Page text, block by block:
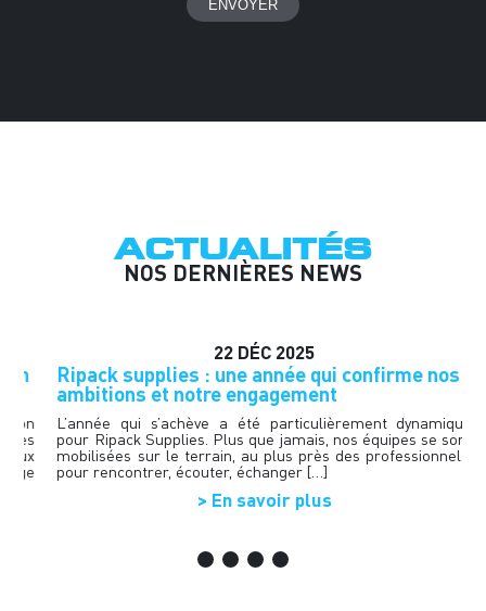
NOS DERNIÈRES NEWS
ACTUALITÉS
22DÉC2025
Ripack supplies : une année qui confirme nos
ambitions et notre engagement
L’année qui s’achève a été particulièrement dynamique
pour Ripack Supplies. Plus que jamais, nos équipes se sont
mobilisées sur le terrain, au plus près des professionnels,
pour rencontrer, écouter, échanger […]
> En savoir plus